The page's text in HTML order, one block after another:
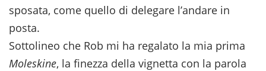
sposata, come quello di delegare l’andare in
posta.
Sottolineo che Rob mi ha regalato la mia prima
Moleskine, la finezza della vignetta con la parola